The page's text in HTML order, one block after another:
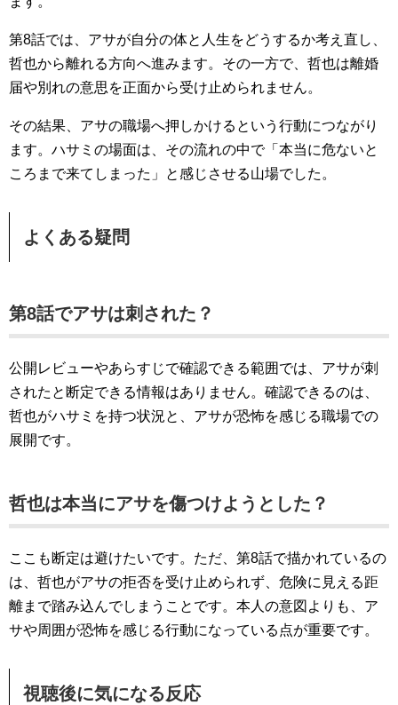
第8話では、アサが自分の体と人生をどうするか考え直し、
哲也から離れる方向へ進みます。その一方で、哲也は離婚
届や別れの意思を正面から受け止められません。
その結果、アサの職場へ押しかけるという行動につながり
ます。ハサミの場面は、その流れの中で「本当に危ないと
ころまで来てしまった」と感じさせる山場でした。
よくある疑問
第8話でアサは刺された？
公開レビューやあらすじで確認できる範囲では、アサが刺
されたと断定できる情報はありません。確認できるのは、
哲也がハサミを持つ状況と、アサが恐怖を感じる職場での
展開です。
哲也は本当にアサを傷つけようとした？
ここも断定は避けたいです。ただ、第8話で描かれているの
は、哲也がアサの拒否を受け止められず、危険に見える距
離まで踏み込んでしまうことです。本人の意図よりも、ア
サや周囲が恐怖を感じる行動になっている点が重要です。
視聴後に気になる反応